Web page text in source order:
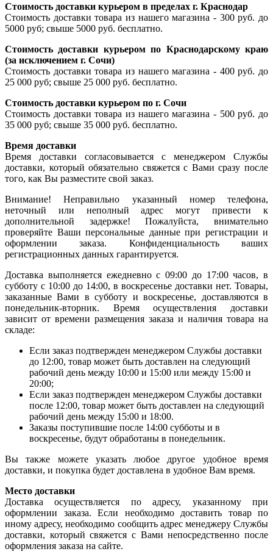
Стоимость доставки курьером в пределах г. Краснодар
Стоимость доставки товара из нашего магазина - 300 руб. до
5000 руб; свыше 5000 руб. бесплатно.
Стоимость доставки курьером по Краснодарскому краю
(за исключением г. Сочи)
Стоимость доставки товара из нашего магазина - 400 руб. до
25 000 руб; свыше 25 000 руб. бесплатно.
Стоимость доставки курьером по г. Сочи
Стоимость доставки товара из нашего магазина - 500 руб. до
35 000 руб; свыше 35 000 руб. бесплатно.
Время доставки
Время доставки согласовывается с менеджером Службы
доставки, который обязательно свяжется с Вами сразу после
того, как Вы разместите свой заказ.
Внимание! Неправильно указанный номер телефона,
неточный или неполный адрес могут привести к
дополнительной задержке! Пожалуйста, внимательно
проверяйте Ваши персональные данные при регистрации и
оформлении заказа. Конфиденциальность ваших
регистрационных данных гарантируется.
Доставка выполняется ежедневно с 09:00 до 17:00 часов, в
субботу с 10:00 до 14:00, в воскресенье доставки нет. Товары,
заказанные Вами в субботу и воскресенье, доставляются в
понедельник-вторник. Время осуществления доставки
зависит от времени размещения заказа и наличия товара на
складе:
Если заказ подтвержден менеджером Службы доставки
до 12:00, товар может быть доставлен на следующий
рабочий день между 10:00 и 15:00 или между 15:00 и
20:00;
Если заказ подтвержден менеджером Службы доставки
после 12:00, товар может быть доставлен на следующий
рабочий день между 15:00 и 18:00.
Заказы поступившие после 14:00 субботы и в
воскресенье, будут обработаны в понедельник.
Вы также можете указать любое другое удобное время
доставки, и покупка будет доставлена в удобное Вам время.
Место доставки
Доставка осуществляется по адресу, указанному при
оформлении заказа. Если необходимо доставить товар по
иному адресу, необходимо сообщить адрес менеджеру Службы
доставки, который свяжется с Вами непосредственно после
оформления заказа на сайте.